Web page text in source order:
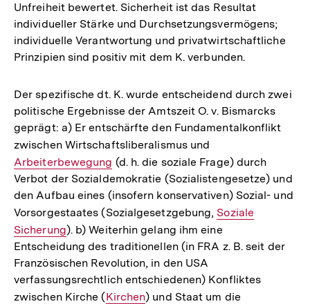
Unfreiheit bewertet. Sicherheit ist das Resultat
individueller Stärke und Durchsetzungsvermögens;
individuelle Verantwortung und privatwirtschaftliche
Prinzipien sind positiv mit dem K. verbunden.
Der spezifische dt. K. wurde entscheidend durch zwei
politische Ergebnisse der Amtszeit O. v. Bismarcks
geprägt: a) Er entschärfte den Fundamentalkonflikt
zwischen Wirtschaftsliberalismus und
Link:
Arbeiterbewegung (d. h. die soziale Frage) durch
Verbot der Sozialdemokratie (Sozialistengesetze) und
den Aufbau eines (insofern konservativen) Sozial- und
Vorsorgestaates (Sozialgesetzgebung, Interner
Link:
Soziale
Sicherung). b) Weiterhin gelang ihm eine
Entscheidung des traditionellen (in FRA z. B. seit der
Französischen Revolution, in den USA
verfassungsrechtlich entschiedenen) Konfliktes
zwischen Kirche (Interner
Kirchen) und Staat um die